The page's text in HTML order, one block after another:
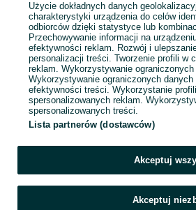
Użycie dokładnych danych
charakterystyki urządzenia do celów
odbiorców dzięki statystyce lub
Przechowywanie informacji na
efektywności reklam. Rozwój i
personalizacji treści. Tworzenie profili w
reklam. Wykorzystywanie
Wykorzystywanie ograniczonych
efektywności treści. Wykorzystanie
spersonalizowanych reklam.
spersonalizowanych treści.
Lista partnerów (dostawców)
Akceptuj
Akceptuj